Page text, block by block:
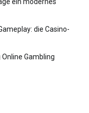
ein modernes
die Casino-
Online Gambling